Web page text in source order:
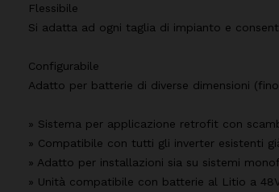
Flessibile
Si adatta ad ogni taglia di impianto e
Configurabile
Adatto per batterie di diverse dimensioni (fino
» Sistema per applicazione retrofit con
» Compatibile con tutti gli inverter esistenti
» Adatto per installazioni sia su sistemi
» Unità compatibile con batterie al Litio a